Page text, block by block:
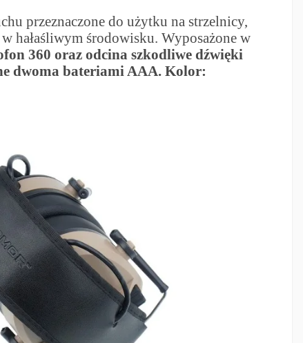
przeznaczone do użytku na strzelnicy,
hałaśliwym środowisku. Wyposażone w
360 oraz odcina szkodliwe dźwięki
dwoma bateriami AAA. Kolor: